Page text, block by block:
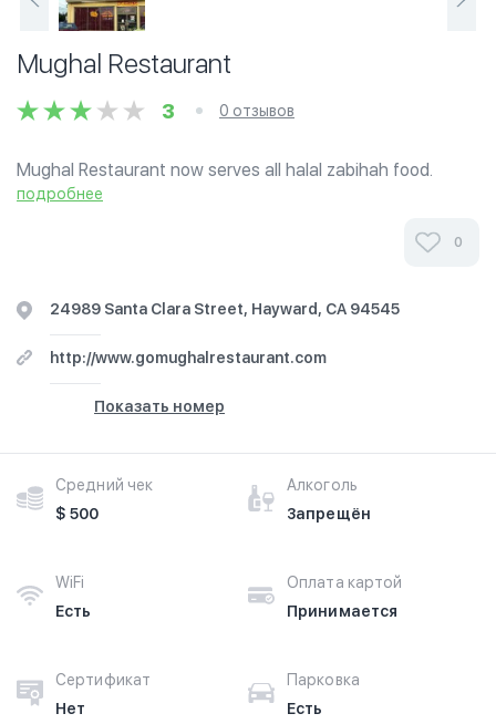
Mughal Restaurant
3 0 отзывов
Mughal Restaurant now serves all halal zabihah food.
подробнее
0
24989 Santa Clara Street, Hayward, CA 94545
http://www.gomughalrestaurant.com
Показать номер
Средний чек
$ 500
Алкоголь
Запрещён
WiFi
Есть
Оплата картой
Принимается
Сертификат
Нет
Парковка
Есть